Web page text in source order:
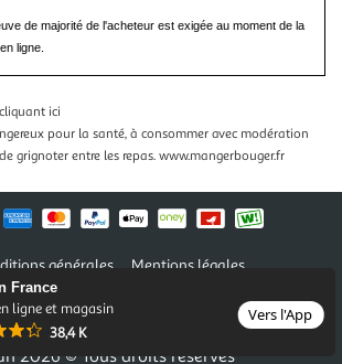
France
ligne et magasin
38,4 K
Vers l'App
de majorité de l'acheteur est exigée au moment de la
ligne.
ici
pour la santé, à consommer avec modération
grignoter entre les repas. www.mangerbouger.fr
générales
Mentions légales
et promotions
Informations légales marketplace
2026 © Tous droits réservés